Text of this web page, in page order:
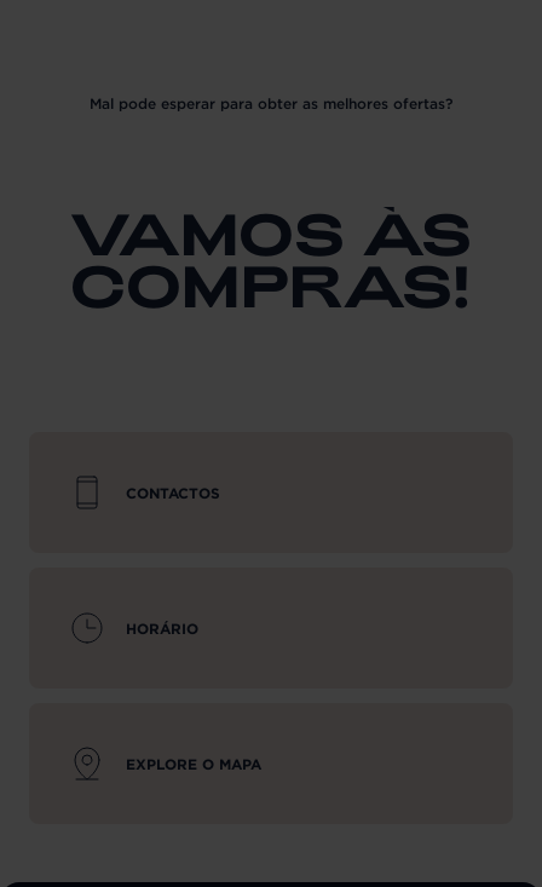
Mal pode esperar para obter as melhores ofertas?
VAMOS ÀS
COMPRAS!
CONTACTOS
HORÁRIO
EXPLORE O MAPA